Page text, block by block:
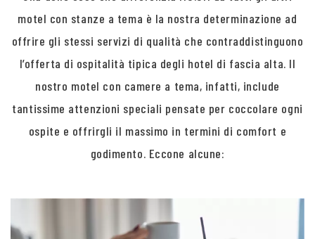
motel con stanze a tema è la nostra determinazione ad
offrire gli stessi servizi di qualità che contraddistinguono
l’offerta di ospitalità tipica degli hotel di fascia alta. Il
nostro motel con camere a tema, infatti, include
tantissime attenzioni speciali pensate per coccolare ogni
ospite e offrirgli il massimo in termini di comfort e
godimento. Eccone alcune: